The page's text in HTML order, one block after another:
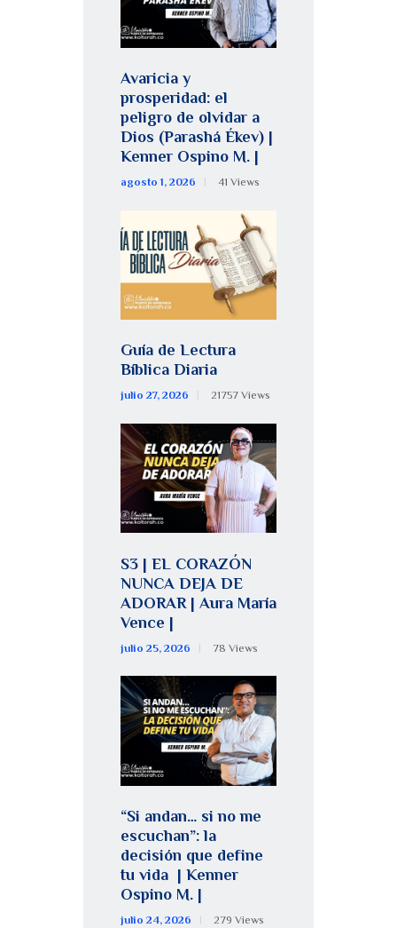
Avaricia y
prosperidad: el
peligro de olvidar a
Dios (Parashá Ékev) |
Kenner Ospino M. |
agosto 1, 2026 41 Views
Guía de Lectura
Bíblica Diaria
julio 27, 2026 21757 Views
S3 | EL CORAZÓN
NUNCA DEJA DE
ADORAR | Aura María
Vence |
julio 25, 2026 78 Views
“Si andan… si no me
escuchan”: la
decisión que define
tu vida | Kenner
Ospino M. |
julio 24, 2026 279 Views